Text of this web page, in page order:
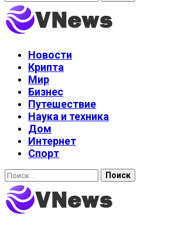
Новости
Крипта
Мир
Бизнес
Путешествие
Наука и техника
Дом
Интернет
Спорт
Найти: